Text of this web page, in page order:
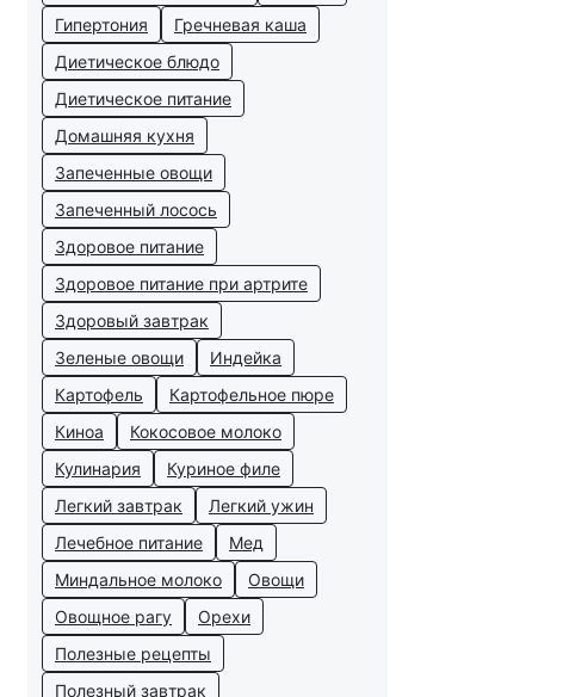
Гипертония
Гречневая каша
Диетическое блюдо
Диетическое питание
Домашняя кухня
Запеченные овощи
Запеченный лосось
Здоровое питание
Здоровое питание при артрите
Здоровый завтрак
Зеленые овощи
Индейка
Картофель
Картофельное пюре
Киноа
Кокосовое молоко
Кулинария
Куриное филе
Легкий завтрак
Легкий ужин
Лечебное питание
Мед
Миндальное молоко
Овощи
Овощное рагу
Орехи
Полезные рецепты
Полезный завтрак